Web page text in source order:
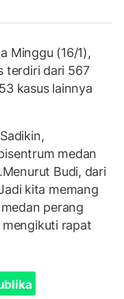
Minggu (16/1),
terdiri dari 567
kasus lainnya
medan
Budi, dari
kita memang
perang
mengikuti rapat